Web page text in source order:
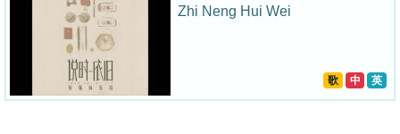
Zhi Neng Hui Wei
歌 中 英